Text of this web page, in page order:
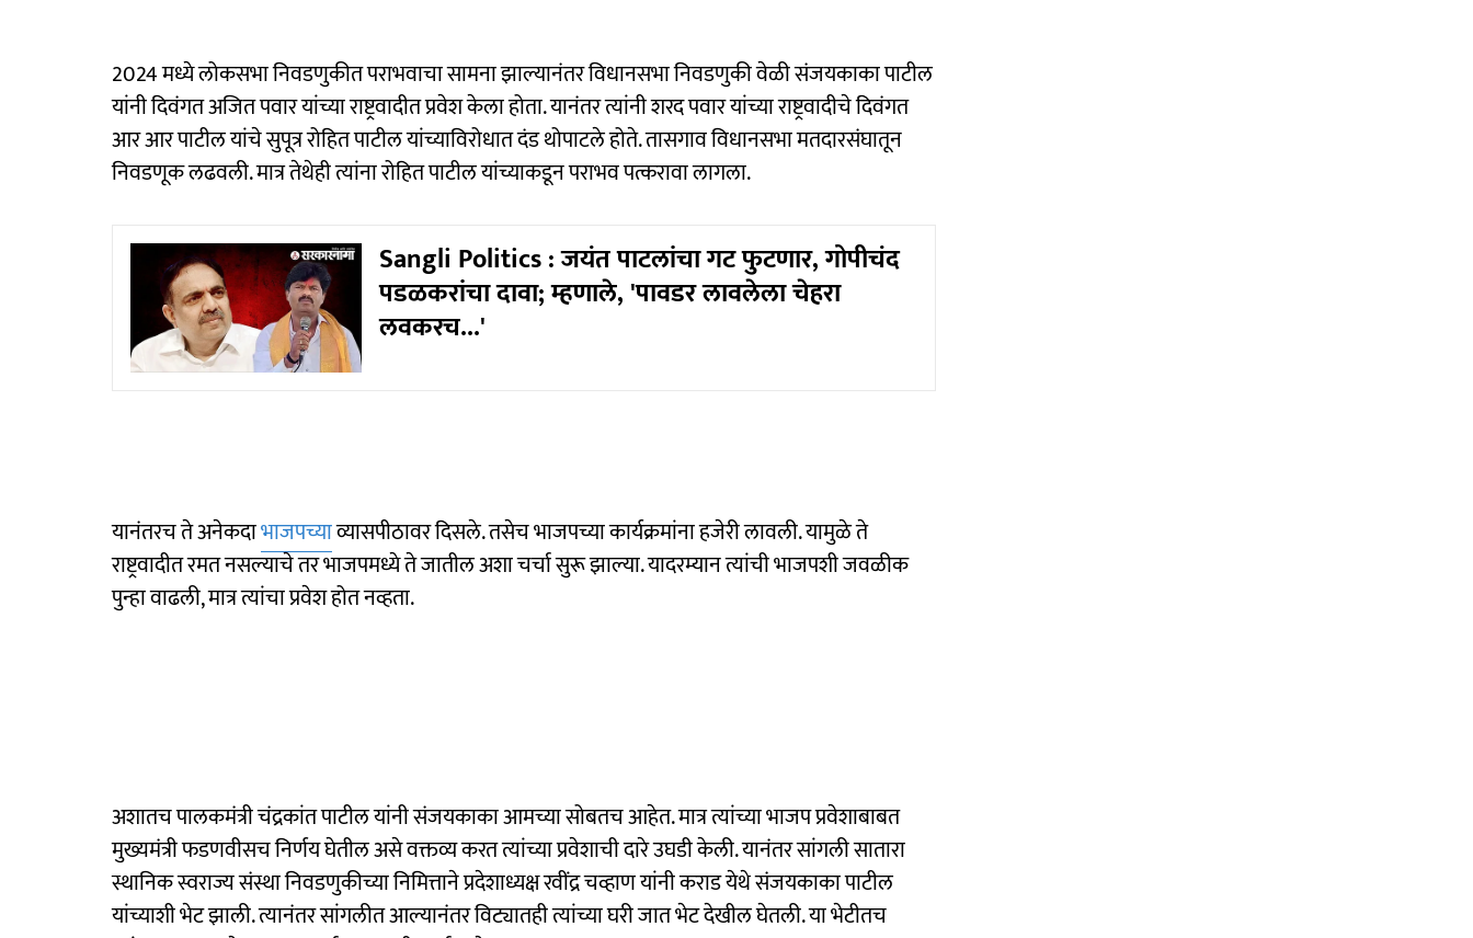
2024 मध्ये लोकसभा निवडणुकीत पराभवाचा सामना झाल्यानंतर विधानसभा निवडणुकी वेळी संजयकाका पाटील
यांनी दिवंगत अजित पवार यांच्या राष्ट्रवादीत प्रवेश केला होता. यानंतर त्यांनी शरद पवार यांच्या राष्ट्रवादीचे दिवंगत
आर आर पाटील यांचे सुपूत्र रोहित पाटील यांच्याविरोधात दंड थोपाटले होते. तासगाव विधानसभा मतदारसंघातून
निवडणूक लढवली. मात्र तेथेही त्यांना रोहित पाटील यांच्याकडून पराभव पत्करावा लागला.
Sangli Politics : जयंत पाटलांचा गट फुटणार, गोपीचंद
पडळकरांचा दावा; म्हणाले, 'पावडर लावलेला चेहरा
लवकरच...'
यानंतरच ते अनेकदाभाजपच्याव्यासपीठावर दिसले. तसेच भाजपच्या कार्यक्रमांना हजेरी लावली. यामुळे ते
राष्ट्रवादीत रमत नसल्याचे तर भाजपमध्ये ते जातील अशा चर्चा सुरू झाल्या. यादरम्यान त्यांची भाजपशी जवळीक
पुन्हा वाढली, मात्र त्यांचा प्रवेश होत नव्हता.
अशातच पालकमंत्री चंद्रकांत पाटील यांनी संजयकाका आमच्या सोबतच आहेत. मात्र त्यांच्या भाजप प्रवेशाबाबत
मुख्यमंत्री फडणवीसच निर्णय घेतील असे वक्तव्य करत त्यांच्या प्रवेशाची दारे उघडी केली. यानंतर सांगली सातारा
स्थानिक स्वराज्य संस्था निवडणुकीच्या निमित्ताने प्रदेशाध्यक्ष रवींद्र चव्हाण यांनी कराड येथे संजयकाका पाटील
यांच्याशी भेट झाली. त्यानंतर सांगलीत आल्यानंतर विट्यातही त्यांच्या घरी जात भेट देखील घेतली. या भेटीतच